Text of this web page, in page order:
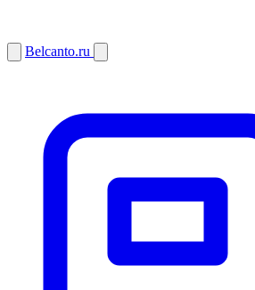
Belcanto.ru